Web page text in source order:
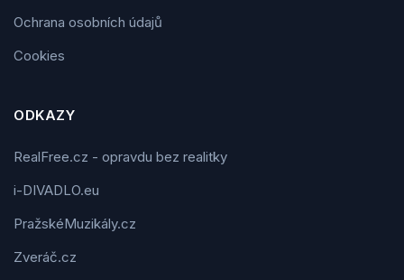
Ochrana osobních údajů
Cookies
ODKAZY
RealFree.cz - opravdu bez realitky
i-DIVADLO.eu
PražskéMuzikály.cz
Zveráč.cz